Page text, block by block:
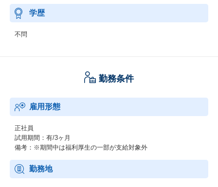
学歴
不問
勤務条件
雇用形態
正社員
試用期間：有/3ヶ月
備考：※期間中は福利厚生の一部が支給対象外
勤務地